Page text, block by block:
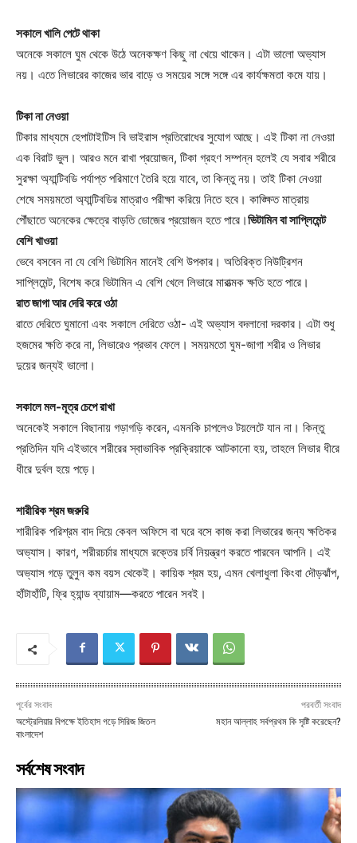
সকালে খালি পেটে থাকা
অনেকে সকালে ঘুম থেকে উঠে অনেকক্ষণ কিছু না খেয়ে থাকেন। এটা ভালো অভ্যাস
নয়। এতে লিভারের কাজের ভার বাড়ে ও সময়ের সঙ্গে সঙ্গে এর কার্যক্ষমতা কমে যায়।
টিকা না নেওয়া
টিকার মাধ্যমে হেপাটাইটিস বি ভাইরাস প্রতিরোধের সুযোগ আছে। এই টিকা না নেওয়া
এক বিরাট ভুল। আরও মনে রাখা প্রয়োজন, টিকা গ্রহণ সম্পন্ন হলেই যে সবার শরীরে
সুরক্ষা অ্যান্টিবডি পর্যাপ্ত পরিমাণে তৈরি হয়ে যাবে, তা কিন্তু নয়। তাই টিকা নেওয়া
শেষে সময়মতো অ্যান্টিবডির মাত্রাও পরীক্ষা করিয়ে নিতে হবে। কাঙ্ক্ষিত মাত্রায়
পৌঁছাতে অনেকের ক্ষেত্রে বাড়তি ডোজের প্রয়োজন হতে পারে।ভিটামিন বা সাপ্লিমেন্ট
বেশি খাওয়া
ভেবে বসবেন না যে বেশি ভিটামিন মানেই বেশি উপকার। অতিরিক্ত নিউট্রিশন
সাপ্লিমেন্ট, বিশেষ করে ভিটামিন এ বেশি খেলে লিভারে মারাত্মক ক্ষতি হতে পারে।
রাত জাগা আর দেরি করে ওঠা
রাতে দেরিতে ঘুমানো এবং সকালে দেরিতে ওঠা- এই অভ্যাস বদলানো দরকার। এটা শুধু
হজমের ক্ষতি করে না, লিভারেও প্রভাব ফেলে। সময়মতো ঘুম-জাগা শরীর ও লিভার
দুয়ের জন্যই ভালো।
সকালে মল-মূত্র চেপে রাখা
অনেকেই সকালে বিছানায় গড়াগড়ি করেন, এমনকি চাপলেও টয়লেটে যান না। কিন্তু
প্রতিদিন যদি এইভাবে শরীরের স্বাভাবিক প্রক্রিয়াকে আটকানো হয়, তাহলে লিভার ধীরে
ধীরে দুর্বল হয়ে পড়ে।
শারীরিক শ্রম জরুরি
শারীরিক পরিশ্রম বাদ দিয়ে কেবল অফিসে বা ঘরে বসে কাজ করা লিভারের জন্য ক্ষতিকর
অভ্যাস। কারণ, শরীরচর্চার মাধ্যমে রক্তের চর্বি নিয়ন্ত্রণ করতে পারবেন আপনি। এই
অভ্যাস গড়ে তুলুন কম বয়স থেকেই। কায়িক শ্রম হয়, এমন খেলাধুলা কিংবা দৌড়ঝাঁপ,
হাঁটাহাঁটি, ফ্রি হ্যান্ড ব্যায়াম—করতে পারেন সবই।
পূর্বের সংবাদ
অস্ট্রেলিয়ার বিপক্ষে ইতিহাস গড়ে সিরিজ জিতল
বাংলাদেশ
পরবর্তী সংবাদ
মহান আল্লাহ সর্বপ্রথম কি সৃষ্টি করেছেন?
সর্বশেষ সংবাদ